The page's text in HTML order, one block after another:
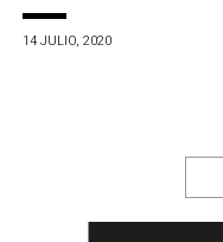
14 JULIO, 2020